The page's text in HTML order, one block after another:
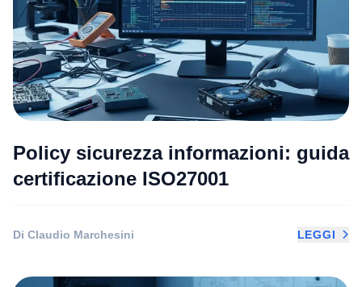
Policy sicurezza informazioni: guida
certificazione ISO27001
Di Claudio Marchesini LEGGI